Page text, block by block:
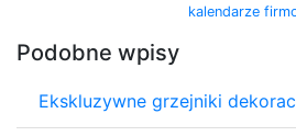
kalendarze
Podobne wpisy
Ekskluzywne grzejniki